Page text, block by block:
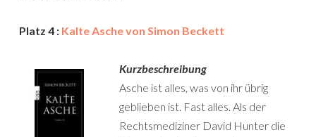
Platz 4 : Kalte Asche von Simon Beckett
Kurzbeschreibung
Asche ist alles, was von ihr übrig
geblieben ist. Fast alles. Als der
Rechtsmediziner David Hunter die